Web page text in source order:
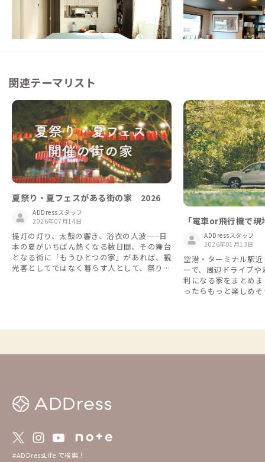
【福岡空港/博多駅から60分圏内】元会員家
守がADDressのために作った家
この家からの距離 4km
【駅徒歩5分】国際交
一会の出会いを
この家からの距離 36km
関連テーマリスト
夏祭り・夏フェスがある街の家 2026
ADDressスタッフ
2026年07月14日
提灯の灯り、太鼓の響き、浴衣の人波——日
本の夏がいちばん熱くなる数日間。その舞台
となる街に「もうひとつの家」があれば、観
光客としてではなく暮らす人として、祭りや
「電車or飛行機で
で周遊」が便利！
ンタカー特集🚗
ADDressスタッフ
2026年01月13日
空港・ターミナル駅
ーで、周辺ドライブ
利になる家をまとめ
ったらもっと楽しめ
の家を抜粋していま
年4月時点のものにな
#ADDressLife で検索！